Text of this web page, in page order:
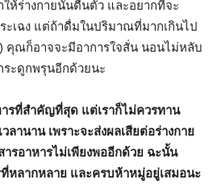
ห้ร่างกายนั้นตื่นตัว และอยากที่จะ
ะเฉง แต่ถ้าดื่มในปริมาณที่มากเกินไป
คุณก็อาจจะมีอาการใจสั่น นอนไม่หลับ
ระดูกพรุนอีกด้วยนะ
รที่สำคัญที่สุด แต่เราก็ไม่ควรทาน
ลานาน เพราะจะส่งผลเสียต่อร่างกาย
ารอาหารไม่เพียงพออีกด้วย ฉะนั้น
ที่หลากหลาย และครบห้าหมู่อยู่เสมอนะ